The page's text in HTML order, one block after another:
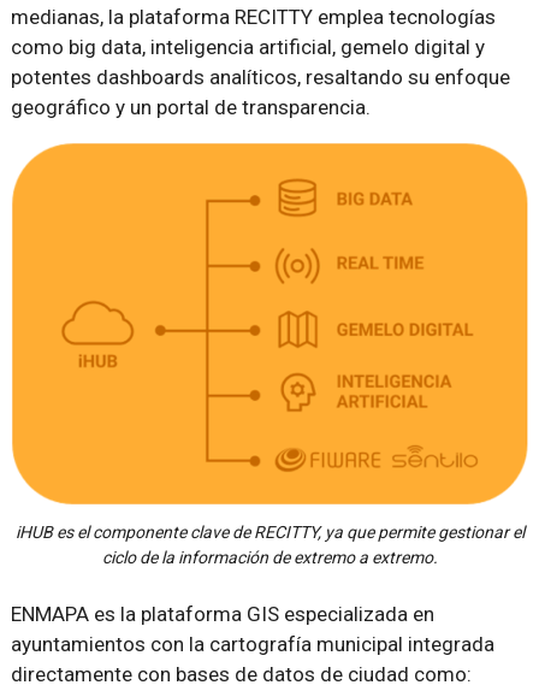
medianas, la plataforma RECITTY emplea tecnologías
como big data, inteligencia artificial, gemelo digital y
potentes dashboards analíticos, resaltando su enfoque
geográfico y un portal de transparencia.
iHUB es el componente clave de RECITTY, ya que permite gestionar el
ciclo de la información de extremo a extremo.
ENMAPA es la plataforma GIS especializada en
ayuntamientos con la cartografía municipal integrada
directamente con bases de datos de ciudad como: